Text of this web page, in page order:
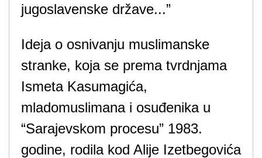
jugoslavenske države...”
Ideja o osnivanju muslimanske
stranke, koja se prema tvrdnjama
Ismeta Kasumagića,
mladomuslimana i osuđenika u
“Sarajevskom procesu” 1983.
godine, rodila kod Alije Izetbegovića